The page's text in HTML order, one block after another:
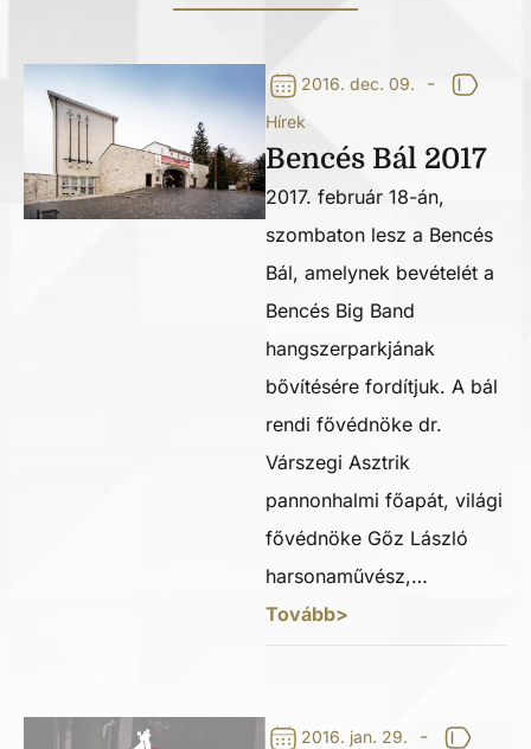
2016. dec. 09. -
Hírek
Bencés Bál 2017
2017. február 18-án,
szombaton lesz a Bencés
Bál, amelynek bevételét a
Bencés Big Band
hangszerparkjának
bővítésére fordítjuk. A bál
rendi fővédnöke dr.
Várszegi Asztrik
pannonhalmi főapát, világi
fővédnöke Gőz László
harsonaművész,…
Tovább>
2016. jan. 29. -